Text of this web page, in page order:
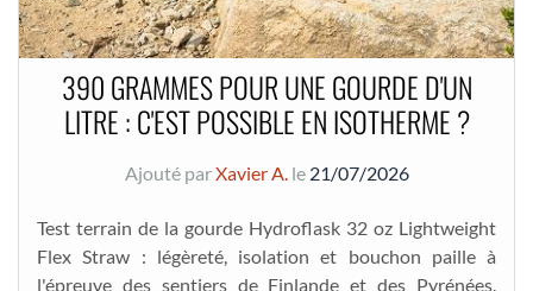
390 GRAMMES POUR UNE GOURDE D'UN
LITRE : C'EST POSSIBLE EN ISOTHERME ?
Ajouté parXavier A. le 21/07/2026
Test terrain de la gourde Hydroflask 32 oz Lightweight
Flex Straw : légèreté, isolation et bouchon paille à
l'épreuve des sentiers de Finlande et des Pyrénées.